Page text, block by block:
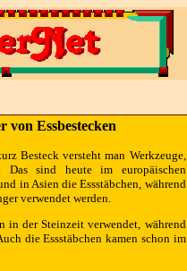
von Essbestecken
Besteck versteht man Werkzeuge,
Das sind heute im europäischen
in Asien die Essstäbchen, während
verwendet werden.
in der Steinzeit verwendet, während
die Essstäbchen kamen schon im